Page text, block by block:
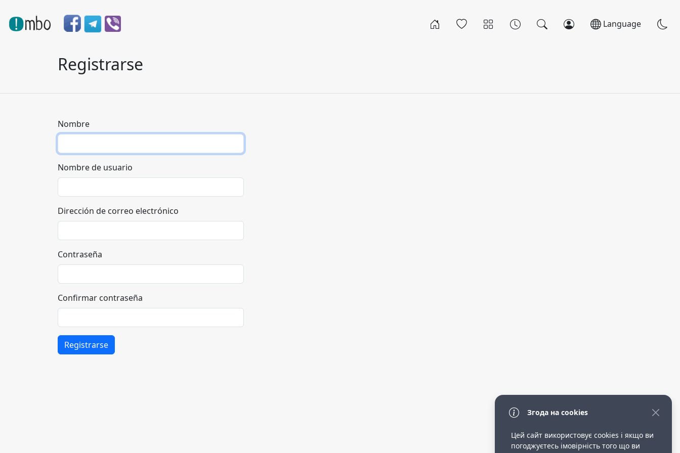
Language
Registrarse
Nombre
Nombre de usuario
Dirección de correo electrónico
Contraseña
Confirmar contraseña
Registrarse
Згода на cookies
Цей сайт використовує cookies і якщо ви
погоджуєтесь імовірність того що ви